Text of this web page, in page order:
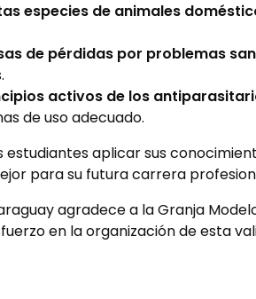
especies de animales
de pérdidas por problemas
activos de los
de uso adecuado.
estudiantes aplicar sus
para su futura carrera
agradece a la Granja
en la organización de esta